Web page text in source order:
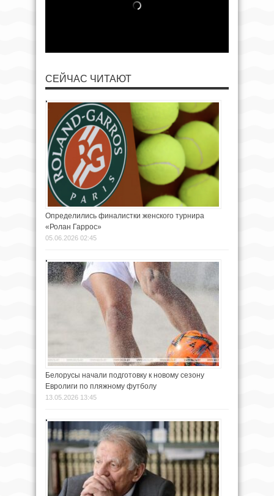
СЕЙЧАС ЧИТАЮТ
Определились финалистки женского турнира
«Ролан Гаррос»
05.06.2026 02:45
Белорусы начали подготовку к новому сезону
Евролиги по пляжному футболу
13.05.2026 13:45